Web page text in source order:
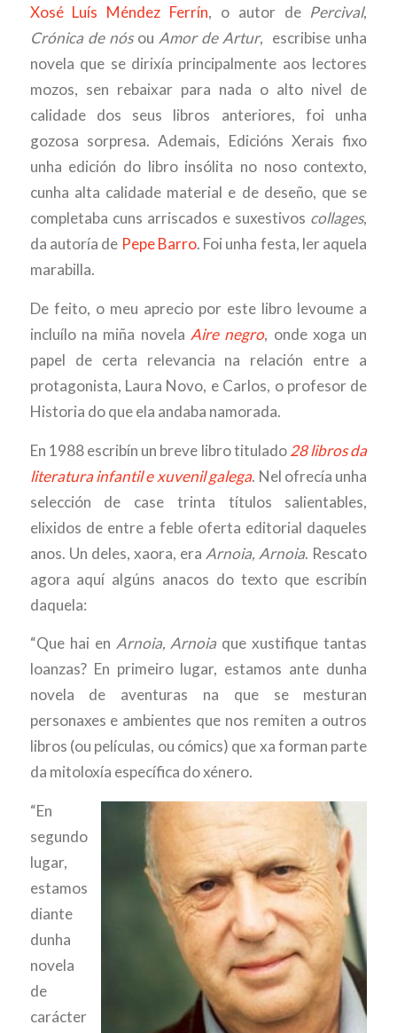
Xosé Luís Méndez Ferrín, o autor de Percival,
Crónica de nósou Amor de Artur, escribise unha
novela que se dirixía principalmente aos lectores
mozos, sen rebaixar para nada o alto nivel de
calidade dos seus libros anteriores, foi unha
gozosa sorpresa. Ademais, Edicións Xerais fixo
unha edición do libro insólita no noso contexto,
cunha alta calidade material e de deseño, que se
completaba cuns arriscados e suxestivos collages,
da autoría de Pepe Barro. Foi unha festa, ler aquela
marabilla.
De feito, o meu aprecio por este libro levoume a
incluílo na miña novela Aire negro, onde xoga un
papel de certa relevancia na relación entre a
protagonista, Laura Novo, e Carlos, o profesor de
Historia do que ela andaba namorada.
En 1988 escribín un breve libro titulado28 libros da
literatura infantil e xuvenil galega. Nel ofrecía unha
selección de case trinta títulos salientables,
elixidos de entre a feble oferta editorial daqueles
anos. Un deles, xaora, era Arnoia, Arnoia. Rescato
agora aquí algúns anacos do texto que escribín
daquela:
“Que hai en Arnoia, Arnoia que xustifique tantas
loanzas? En primeiro lugar, estamos ante dunha
novela de aventuras na que se mesturan
personaxes e ambientes que nos remiten a outros
libros (ou películas, ou cómics) que xa forman parte
da mitoloxía específica do xénero.
“En
segundo
lugar,
estamos
diante
dunha
novela
de
carácter